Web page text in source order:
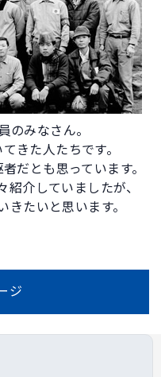
のみなさん。
きた人たちです。
だとも思っています。
紹介していましたが、
きたいと思います。
ジ